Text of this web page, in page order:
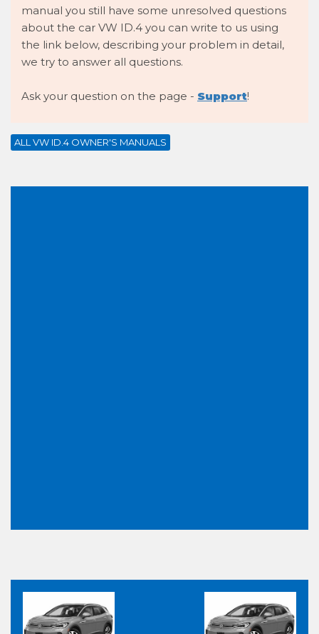
manual you still have some unresolved questions
about the car VW ID.4 you can write to us using
the link below, describing your problem in detail,
we try to answer all questions.
Ask your question on the page - Support!
ALL VW ID.4 OWNER'S MANUALS